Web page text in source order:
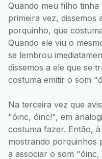
Quando meu filho
primeira vez, dissemos
porquinho, que
Quando ele viu o
se lembrou
dissemos a ele que se
costuma emitir o som
Na terceira vez que
"óinc, óinc!", em
costuma fazer. Então,
mostrando porquinhos
a associar o som